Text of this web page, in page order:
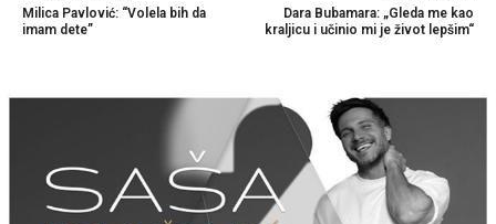
Milica Pavlović: “Volela bih da
imam dete”
Dara Bubamara: „Gleda me kao
kraljicu i učinio mi je život lepšim“